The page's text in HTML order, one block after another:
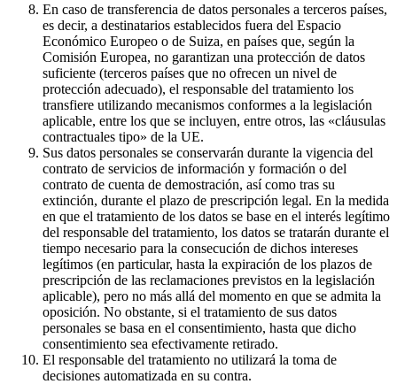
En caso de transferencia de datos personales a terceros países,
es decir, a destinatarios establecidos fuera del Espacio
Económico Europeo o de Suiza, en países que, según la
Comisión Europea, no garantizan una protección de datos
suficiente (terceros países que no ofrecen un nivel de
protección adecuado), el responsable del tratamiento los
transfiere utilizando mecanismos conformes a la legislación
aplicable, entre los que se incluyen, entre otros, las «cláusulas
contractuales tipo» de la UE.
Sus datos personales se conservarán durante la vigencia del
contrato de servicios de información y formación o del
contrato de cuenta de demostración, así como tras su
extinción, durante el plazo de prescripción legal. En la medida
en que el tratamiento de los datos se base en el interés legítimo
del responsable del tratamiento, los datos se tratarán durante el
tiempo necesario para la consecución de dichos intereses
legítimos (en particular, hasta la expiración de los plazos de
prescripción de las reclamaciones previstos en la legislación
aplicable), pero no más allá del momento en que se admita la
oposición. No obstante, si el tratamiento de sus datos
personales se basa en el consentimiento, hasta que dicho
consentimiento sea efectivamente retirado.
El responsable del tratamiento no utilizará la toma de
decisiones automatizada en su contra.